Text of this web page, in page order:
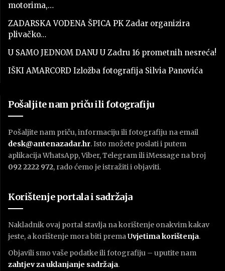
motorima,…
ZADARSKA VODENA ŠPICA PK Zadar organizira
plivačko…
U SAMO JEDNOM DANU U Zadru 16 prometnih nesreća!
IŠKI AMARCORD Izložba fotografija Silvia Panovića
Pošaljite nam priču ili fotografiju
Pošaljite nam priču, informaciju ili fotografiju na email
desk@antenazadar.hr. Isto možete poslati i putem
aplikacija WhatsApp, Viber, Telegram ili iMessage na broj
092 2222 972, rado ćemo je istražiti i objaviti.
Korištenje portala i sadržaja
Nakladnik ovaj portal stavlja na korištenje onakvim kakav
jeste, a korištenje mora biti premaUvjetima korištenja.
Objavili smo vaše podatke ili fotografiju – uputite nam
zahtjev za uklanjanje sadržaja.